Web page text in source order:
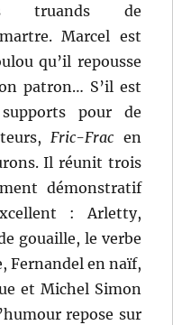
truands de
Marcel est
qu’il repousse
patron… S’il est
pour de
Fric-Frac en
Il réunit trois
démonstratif
: Arletty,
gouaille, le verbe
Fernandel en naïf,
et Michel Simon
repose sur